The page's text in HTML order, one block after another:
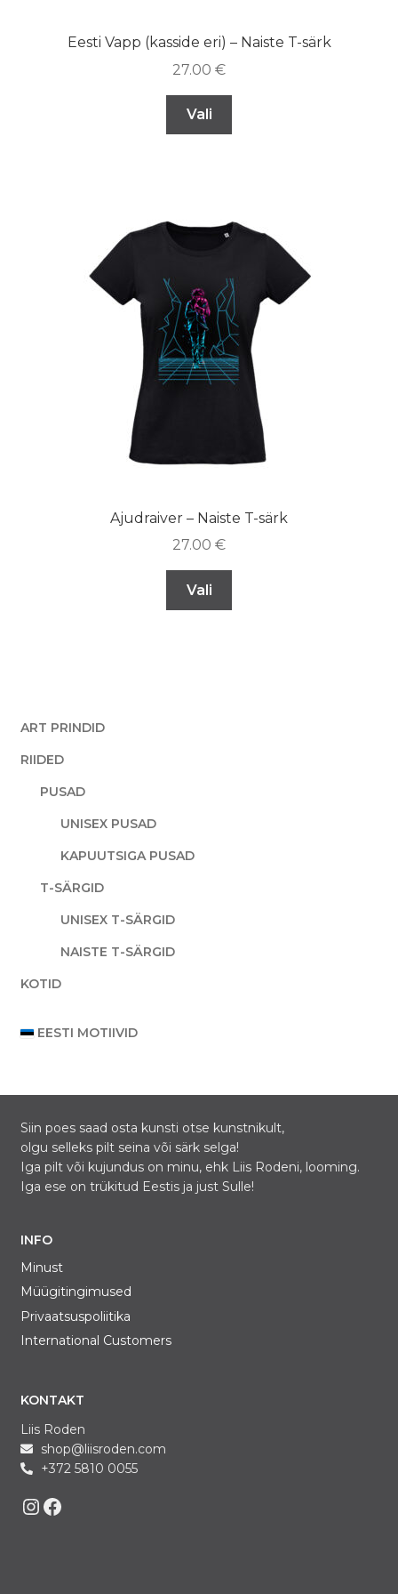
Eesti Vapp (kasside eri) – Naiste T-särk
27.00 €
Vali
Ajudraiver – Naiste T-särk
27.00 €
Vali
ART PRINDID
RIIDED
PUSAD
UNISEX PUSAD
KAPUUTSIGA PUSAD
T-SÄRGID
UNISEX T-SÄRGID
NAISTE T-SÄRGID
KOTID
EESTI MOTIIVID
Siin poes saad osta kunsti otse kunstnikult,
olgu selleks pilt seina või särk selga!
Iga pilt või kujundus on minu, ehk Liis Rodeni, looming.
Iga ese on trükitud Eestis ja just Sulle!
INFO
Minust
Müügitingimused
Privaatsuspoliitika
International Customers
KONTAKT
Liis Roden
shop@liisroden.com
+372 5810 0055
Liis on InstagramLiis on Facebook